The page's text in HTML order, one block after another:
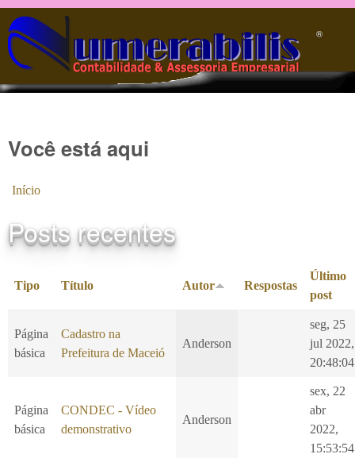
Pular para o conteúdo principal
®️
Você está aqui
Início
Posts recentes
Tipo Título Autor Respostas
Último
post
Página
básica
Cadastro na
Prefeitura de Maceió
Anderson
seg, 25
jul 2022,
20:48:04
Página
básica
CONDEC - Vídeo
demonstrativo
Anderson
sex, 22
abr
2022,
15:53:54